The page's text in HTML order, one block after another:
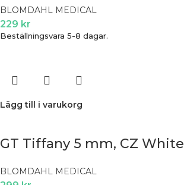
BLOMDAHL MEDICAL
229 kr
Beställningsvara 5-8 dagar.
Lägg till i varukorg
GT Tiffany 5 mm, CZ White
BLOMDAHL MEDICAL